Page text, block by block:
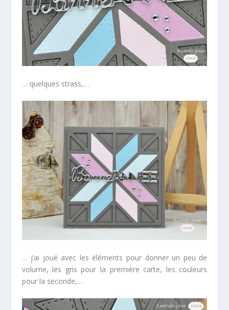
… quelques strass,…
… j’ai joué avec les éléments pour donner un peu de
volume, les gris pour la première carte, les couleurs
pour la seconde,…